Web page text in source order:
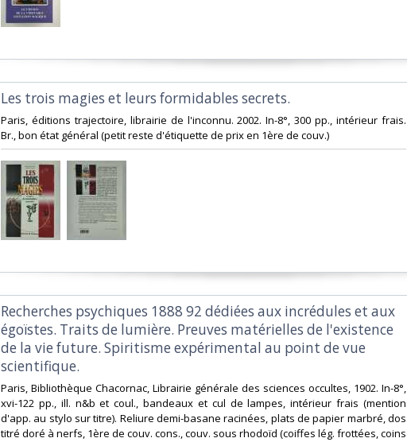
‎Les trois magies et leurs formidables secrets.‎
‎Paris, éditions trajectoire, librairie de l'inconnu. 2002. In-8°, 300 pp., intérieur frais.
Br., bon état général (petit reste d'étiquette de prix en 1ère de couv.)‎
‎Recherches psychiques 1888 92 dédiées aux incrédules et aux
égoïstes. Traits de lumière. Preuves matérielles de l'existence
de la vie future. Spiritisme expérimental au point de vue
scientifique.‎
‎Paris, Bibliothèque Chacornac, Librairie générale des sciences occultes, 1902. In-8°,
xvi-122 pp., ill. n&b et coul., bandeaux et cul de lampes, intérieur frais (mention
d'app. au stylo sur titre). Reliure demi-basane racinées, plats de papier marbré, dos
titré doré à nerfs, 1ère de couv. cons., couv. sous rhodoïd (coiffes lég. frottées, coins